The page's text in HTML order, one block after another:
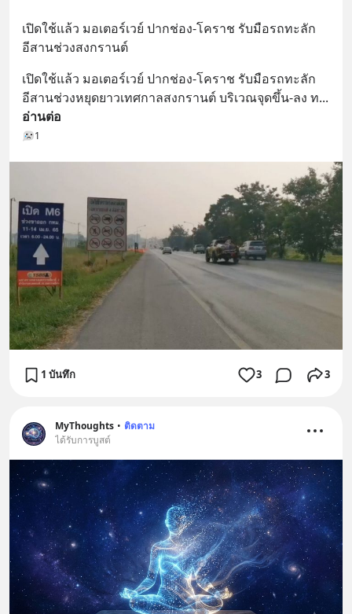
เปิดใช้แล้ว มอเตอร์เวย์ ปากช่อง-โคราช รับมือรถทะลัก
อีสานช่วงสงกรานต์
เปิดใช้แล้ว มอเตอร์เวย์ ปากช่อง-โคราช รับมือรถทะลัก
อีสานช่วงหยุดยาวเทศกาลสงกรานต์ บริเวณจุดขึ้น-ลง ท
อ่านต่อ
1
1 บันทึก 3 3
MyThoughts • ติดตาม
ได้รับการบูสต์